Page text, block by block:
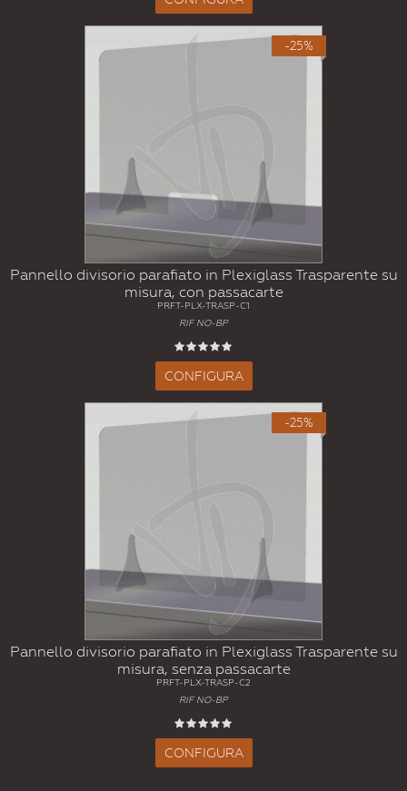
-25%
Pannello divisorio parafiato in Plexiglass Trasparente su
misura, con passacarte
PRFT-PLX-TRASP-C1
RIF NO-BP
CONFIGURA
-25%
Pannello divisorio parafiato in Plexiglass Trasparente su
misura, senza passacarte
PRFT-PLX-TRASP-C2
RIF NO-BP
CONFIGURA